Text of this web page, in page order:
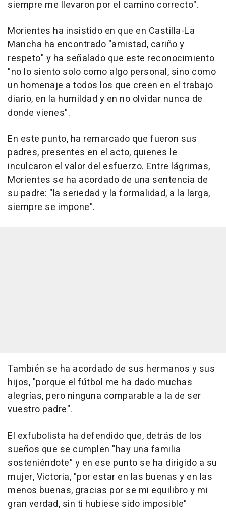
siempre me llevaron por el camino correcto".
Morientes ha insistido en que en Castilla-La
Mancha ha encontrado "amistad, cariño y
respeto" y ha señalado que este reconocimiento
"no lo siento solo como algo personal, sino como
un homenaje a todos los que creen en el trabajo
diario, en la humildad y en no olvidar nunca de
donde vienes".
En este punto, ha remarcado que fueron sus
padres, presentes en el acto, quienes le
inculcaron el valor del esfuerzo. Entre lágrimas,
Morientes se ha acordado de una sentencia de
su padre: "la seriedad y la formalidad, a la larga,
siempre se impone".
También se ha acordado de sus hermanos y sus
hijos, "porque el fútbol me ha dado muchas
alegrías, pero ninguna comparable a la de ser
vuestro padre".
El exfubolista ha defendido que, detrás de los
sueños que se cumplen "hay una familia
sosteniéndote" y en ese punto se ha dirigido a su
mujer, Victoria, "por estar en las buenas y en las
menos buenas, gracias por se mi equilibro y mi
gran verdad, sin ti hubiese sido imposible"